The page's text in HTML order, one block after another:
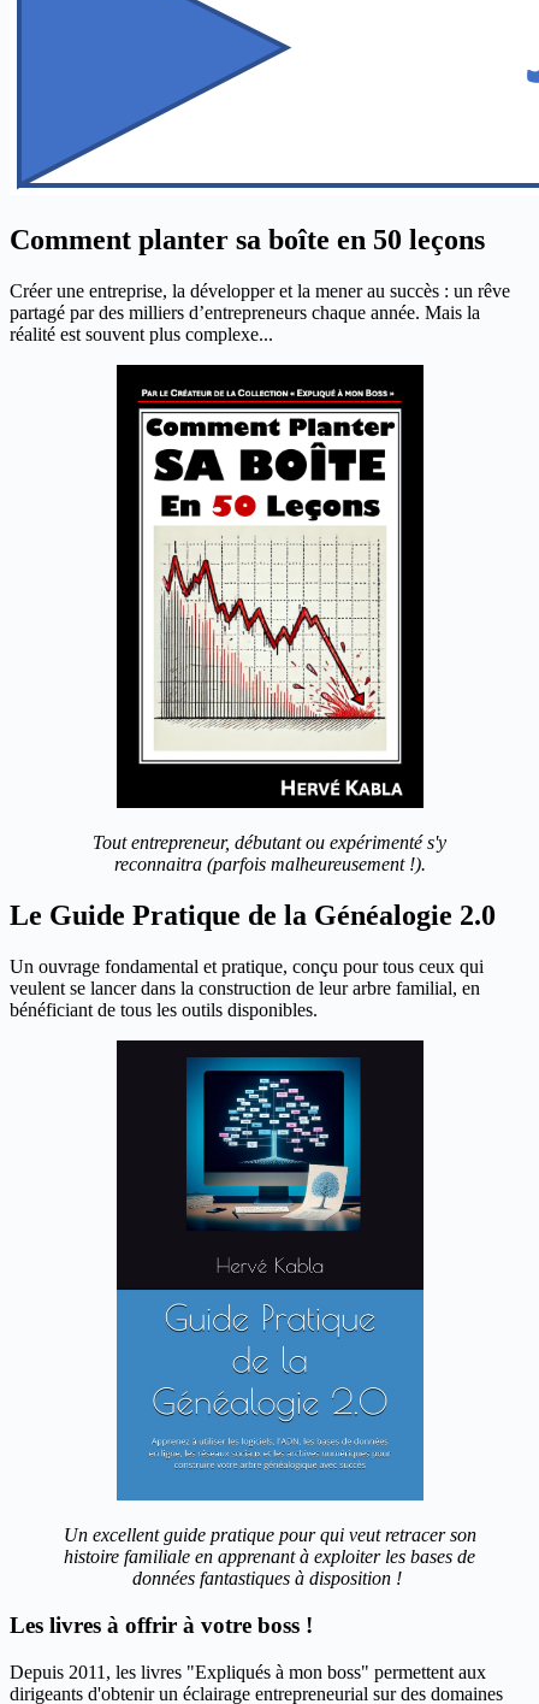
Comment planter sa boîte en 50 leçons
Créer une entreprise, la développer et la mener au succès : un rêve
partagé par des milliers d’entrepreneurs chaque année. Mais la
réalité est souvent plus complexe...
Tout entrepreneur, débutant ou expérimenté s'y
reconnaitra (parfois malheureusement !).
Le Guide Pratique de la Généalogie 2.0
Un ouvrage fondamental et pratique, conçu pour tous ceux qui
veulent se lancer dans la construction de leur arbre familial, en
bénéficiant de tous les outils disponibles.
Un excellent guide pratique pour qui veut retracer son
histoire familiale en apprenant à exploiter les bases de
données fantastiques à disposition !
Les livres à offrir à votre boss !
Depuis 2011, les livres "Expliqués à mon boss" permettent aux
dirigeants d'obtenir un éclairage entrepreneurial sur des domaines